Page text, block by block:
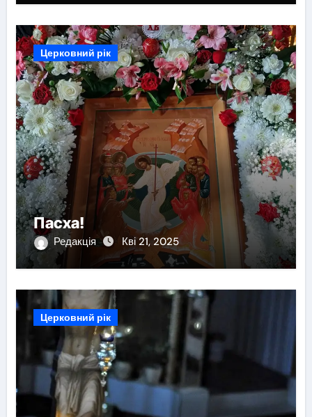
Церковний рік
Пасха!
Редакція Кві 21, 2025
Церковний рік